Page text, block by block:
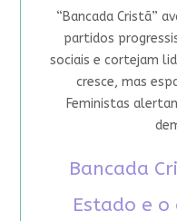
“Bancada Cristã”
partidos
sociais e cortejam
cresce, mas
Feministas
Bancada
Estado e